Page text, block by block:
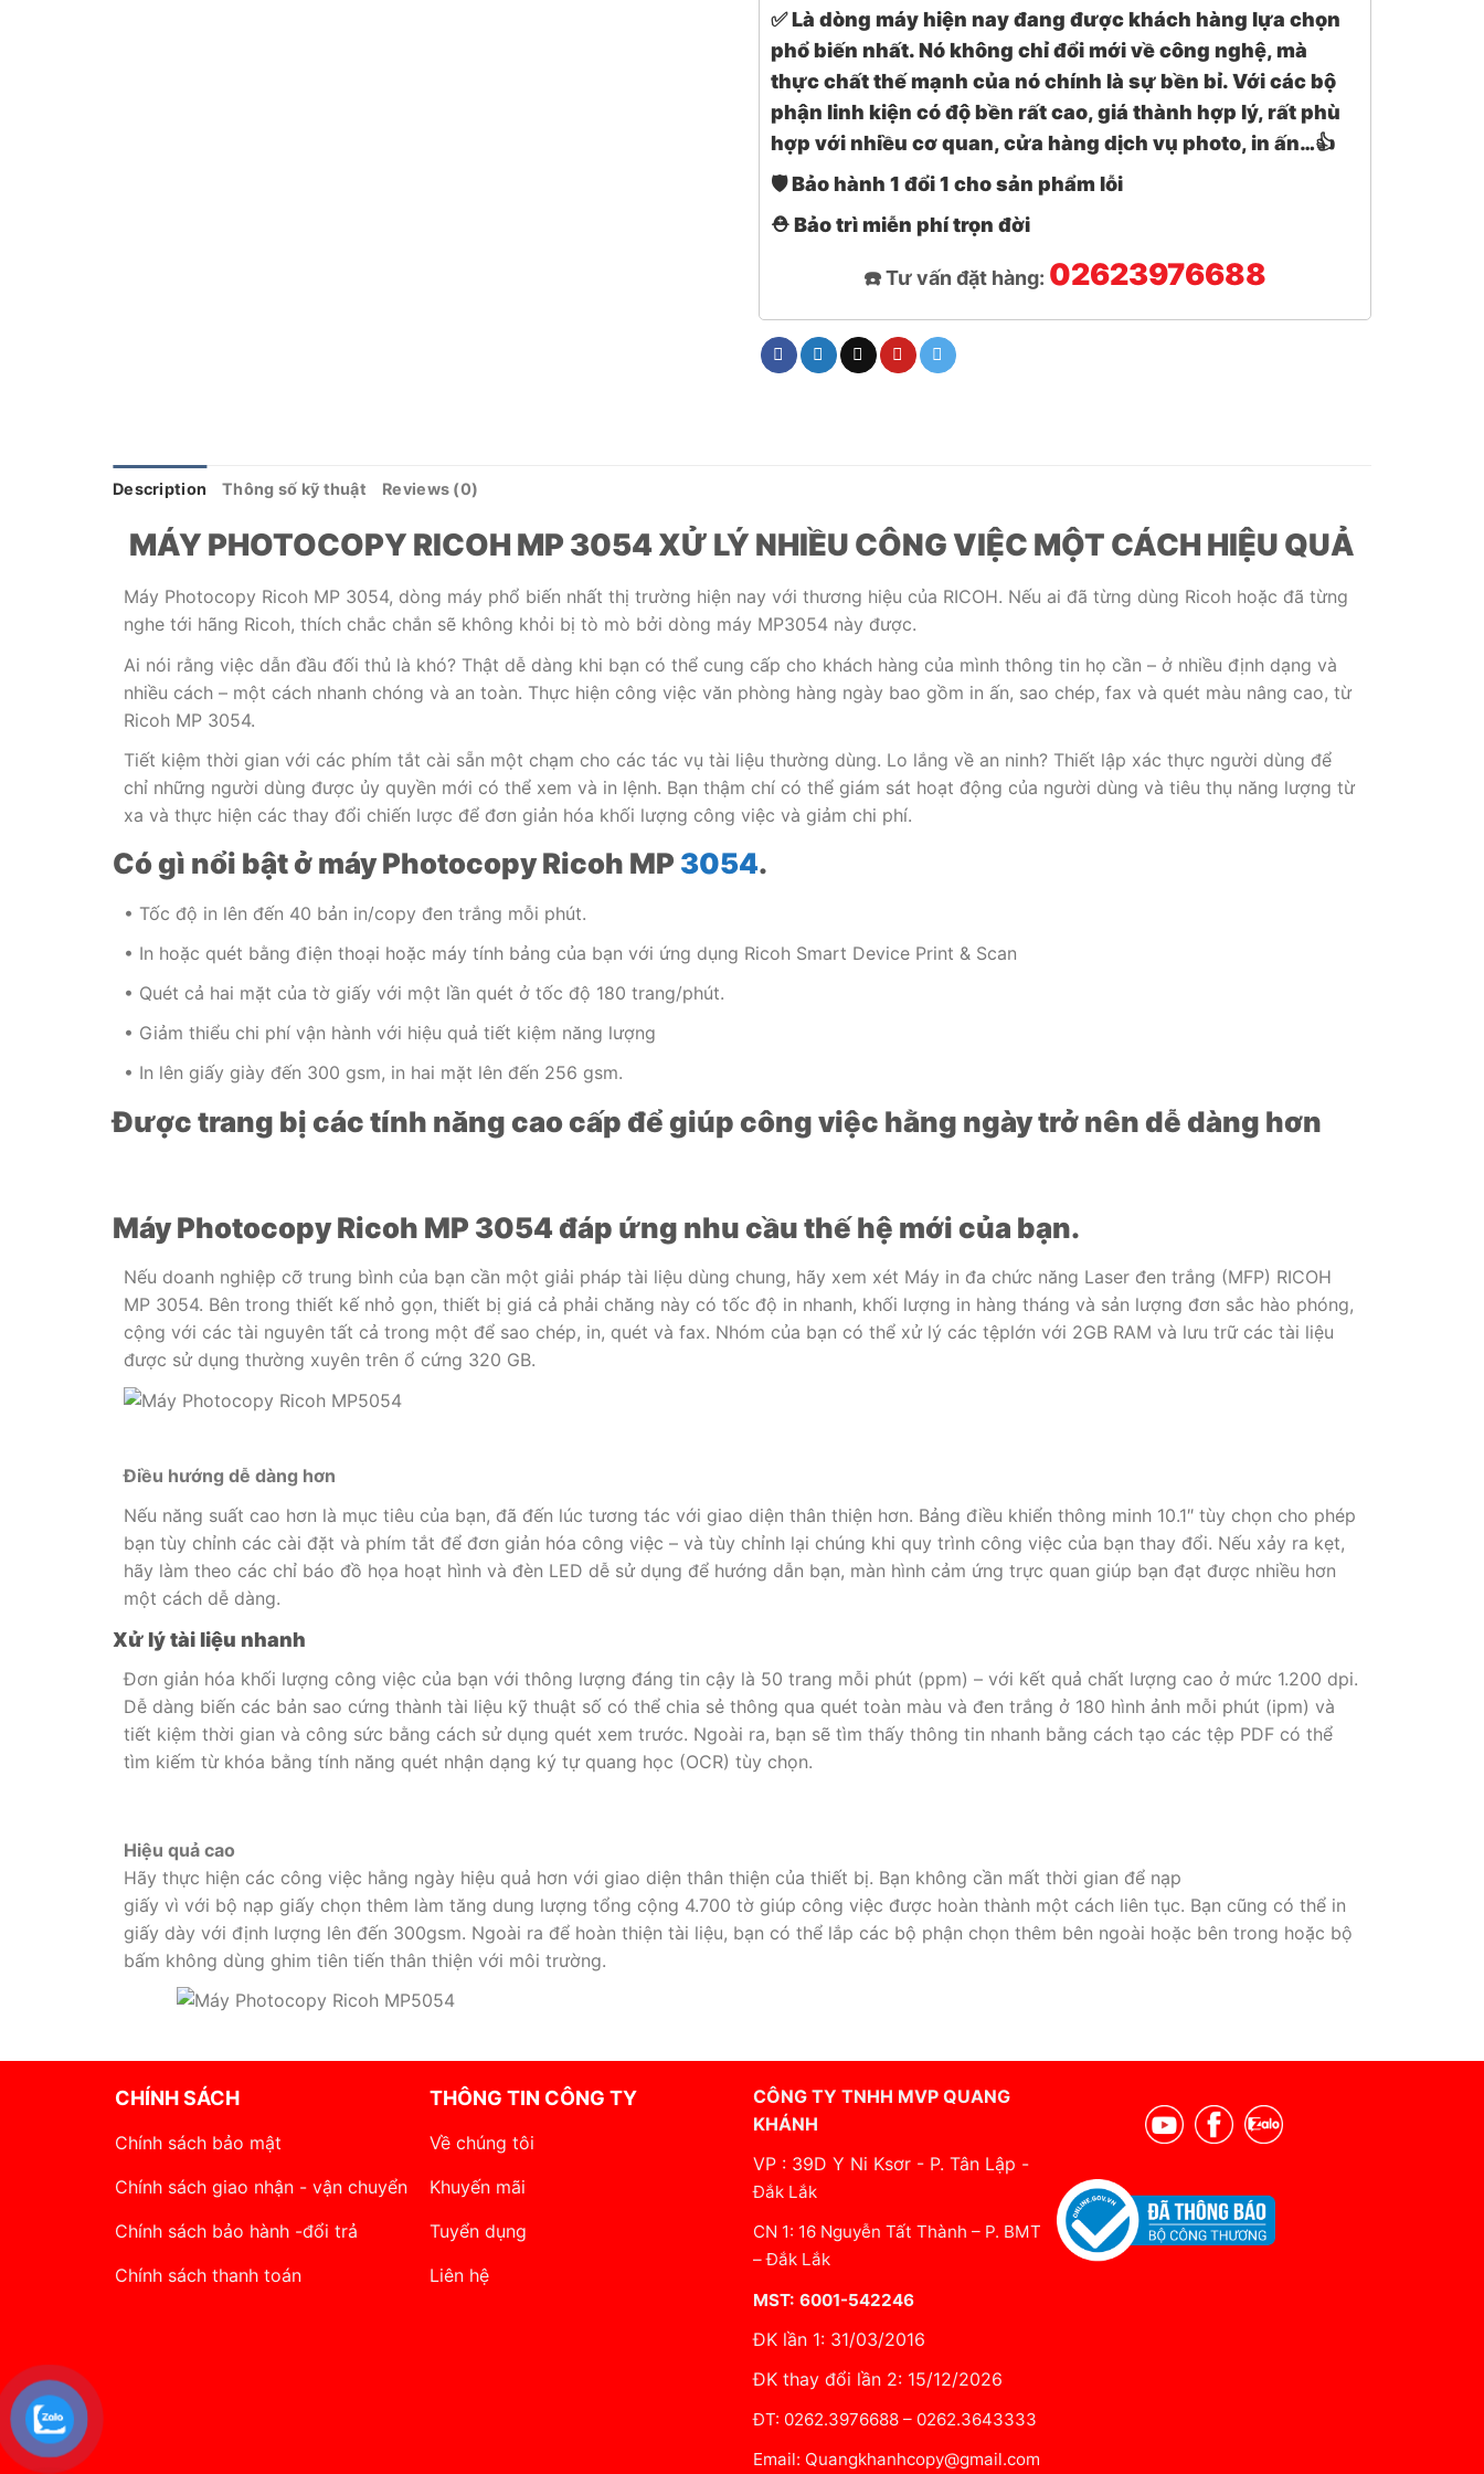
✅Là dòng máy hiện nay đang được khách hàng lựa chọn
phổ biến nhất. Nó không chỉ đổi mới về công nghệ, mà
thực chất thế mạnh của nó chính là sự bền bỉ. Với các bộ
phận linh kiện có độ bền rất cao, giá thành hợp lý, rất phù
hợp với nhiều cơ quan, cửa hàng dịch vụ photo, in ấn…👍
🛡️ Bảo hành 1 đổi 1 cho sản phẩm lỗi
⛑️ Bảo trì miễn phí trọn đời
☎️ Tư vấn đặt hàng: 02623976688
Description Thông số kỹ thuật Reviews (0)
MÁY PHOTOCOPY RICOH MP 3054XỬ LÝ NHIỀU CÔNG VIỆC MỘT CÁCH HIỆU QUẢ
Máy Photocopy Ricoh MP 3054, dòng máy phổ biến nhất thị trường hiện nay với thương hiệu của RICOH. Nếu ai đã từng dùng Ricoh hoặc đã từng
nghe tới hãng Ricoh, thích chắc chắn sẽ không khỏi bị tò mò bởi dòng máy MP3054 này được.
Ai nói rằng việc dẫn đầu đối thủ là khó? Thật dễ dàng khi bạn có thể cung cấp cho khách hàng của mình thông tin họ cần – ở nhiều định dạng và
nhiều cách – một cách nhanh chóng và an toàn. Thực hiện công việc văn phòng hàng ngày bao gồm in ấn, sao chép, fax và quét màu nâng cao, từ
Ricoh MP 3054.
Tiết kiệm thời gian với các phím tắt cài sẵn một chạm cho các tác vụ tài liệu thường dùng. Lo lắng về an ninh? Thiết lập xác thực người dùng để
chỉ những người dùng được ủy quyền mới có thể xem và in lệnh. Bạn thậm chí có thể giám sát hoạt động của người dùng và tiêu thụ năng lượng từ
xa và thực hiện các thay đổi chiến lược để đơn giản hóa khối lượng công việc và giảm chi phí.
Có gì nổi bật ở máy Photocopy Ricoh MP 3054.
• Tốc độ in lên đến 40 bản in/copy đen trắng mỗi phút.
• In hoặc quét bằng điện thoại hoặc máy tính bảng của bạn với ứng dụng Ricoh Smart Device Print & Scan
• Quét cả hai mặt của tờ giấy với một lần quét ở tốc độ 180 trang/phút.
• Giảm thiểu chi phí vận hành với hiệu quả tiết kiệm năng lượng
• In lên giấy giày đến 300 gsm, in hai mặt lên đến 256 gsm.
Được trang bị các tính năng cao cấp để giúp công việc hằng ngày trở nên dễ dàng hơn
Máy Photocopy Ricoh MP 3054 đáp ứng nhu cầu thế hệ mới của bạn.
Nếu doanh nghiệp cỡ trung bình của bạn cần một giải pháp tài liệu dùng chung, hãy xem xét Máy in đa chức năng Laser đen trắng (MFP) RICOH
MP 3054. Bên trong thiết kế nhỏ gọn, thiết bị giá cả phải chăng này có tốc độ in nhanh, khối lượng in hàng tháng và sản lượng đơn sắc hào phóng,
cộng với các tài nguyên tất cả trong một để sao chép, in, quét và fax. Nhóm của bạn có thể xử lý các tệplớn với 2GB RAM và lưu trữ các tài liệu
được sử dụng thường xuyên trên ổ cứng 320 GB.
Điều hướng dễ dàng hơn
Nếu năng suất cao hơn là mục tiêu của bạn, đã đến lúc tương tác với giao diện thân thiện hơn. Bảng điều khiển thông minh 10.1″ tùy chọn cho phép
bạn tùy chỉnh các cài đặt và phím tắt để đơn giản hóa công việc – và tùy chỉnh lại chúng khi quy trình công việc của bạn thay đổi. Nếu xảy ra kẹt,
hãy làm theo các chỉ báo đồ họa hoạt hình và đèn LED dễ sử dụng để hướng dẫn bạn, màn hình cảm ứng trực quan giúp bạn đạt được nhiều hơn
một cách dễ dàng.
Xử lý tài liệu nhanh
Đơn giản hóa khối lượng công việc của bạn với thông lượng đáng tin cậy là 50 trang mỗi phút (ppm) – với kết quả chất lượng cao ở mức 1.200 dpi.
Dễ dàng biến các bản sao cứng thành tài liệu kỹ thuật số có thể chia sẻ thông qua quét toàn màu và đen trắng ở 180 hình ảnh mỗi phút (ipm) và
tiết kiệm thời gian và công sức bằng cách sử dụng quét xem trước. Ngoài ra, bạn sẽ tìm thấy thông tin nhanh bằng cách tạo các tệp PDF có thể
tìm kiếm từ khóa bằng tính năng quét nhận dạng ký tự quang học (OCR) tùy chọn.
Hiệu quả cao
Hãy thực hiện các công việc hằng ngày hiệu quả hơn với giao diện thân thiện của thiết bị. Bạn không cần mất thời gian để nạp
giấy vì với bộ nạp giấy chọn thêm làm tăng dung lượng tổng cộng 4.700 tờ giúp công việc được hoàn thành một cách liên tục. Bạn cũng có thể in
giấy dày với định lượng lên đến 300gsm. Ngoài ra để hoàn thiện tài liệu, bạn có thể lắp các bộ phận chọn thêm bên ngoài hoặc bên trong hoặc bộ
bấm không dùng ghim tiên tiến thân thiện với môi trường.
CHÍNH SÁCH
Chính sách bảo mật
Chính sách giao nhận - vận chuyển
Chính sách bảo hành -đổi trả
Chính sách thanh toán
THÔNG TIN CÔNG TY
Về chúng tôi
Khuyến mãi
Tuyển dụng
Liên hệ
CÔNG TY TNHH MVP QUANG
KHÁNH
VP : 39D Y Ni Ksơr - P. Tân Lập -
Đắk Lắk
CN 1: 16 Nguyễn Tất Thành – P. BMT
– Đắk Lắk
MST: 6001-542246
ĐK lần 1: 31/03/2016
ĐK thay đổi lần 2: 15/12/2026
ĐT: 0262.3976688 – 0262.3643333
Email: Quangkhanhcopy@gmail.com